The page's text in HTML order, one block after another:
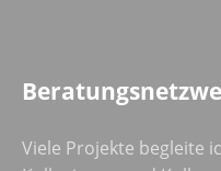
Viele Projekte begleite